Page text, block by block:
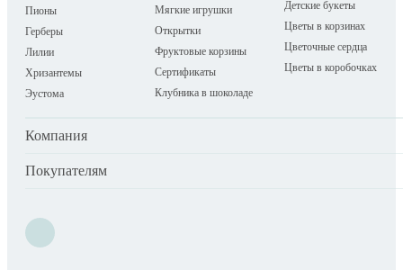
Компания
Покупателям
Пионы
Герберы
Лилии
Хризантемы
Эустома
Мягкие игрушки
Открытки
Фруктовые корзины
Сертификаты
Клубника в шоколаде
Детские букеты
Цветы в корзинах
Цветочные сердца
Цветы в коробочках